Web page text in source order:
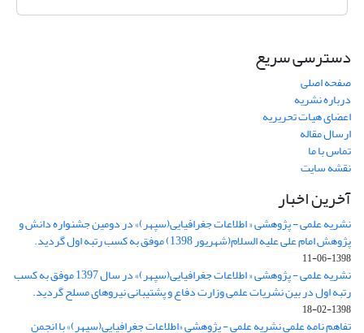
دسترسی سریع
صفحه اصلی
درباره نشریه
اعضای هیات تحریریه
ارسال مقاله
تماس با ما
نقشه سایت
آخرین اخبار
نشریه علمی - پژوهشی « اطلاعات جغرافیایی(سپهر)» در دومین جشنواره دانش و
پژوهش امام علی علیه السلام(شهریور 1398) موفق به کسب رتبه اول گردید.
1398-06-11
نشریه علمی - پژوهشی « اطلاعات جغرافیایی(سپهر)» در سال 1397 موفق به کسب
رتبه اول در بین نشریات علمی وزارت دفاع و پشتیبانی نیروهای مسلح گردید.
1398-02-18
تفاهم نامه علمی نشریه علمی - پژوهشی «اطلاعات جغرافیایی(سپهر)» با انجمن